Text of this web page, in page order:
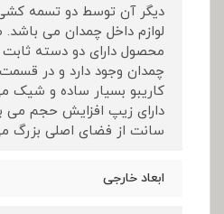
دیگر آن توسط دو تسمه
لوازم داخل چمدان می باشد.
محصول دارای دو دسته
چمدان وجود دارد و در
کاریبو بسیار ساده و شیک
سانت از فضای اصلی بزرگ
ابعاد خارجی